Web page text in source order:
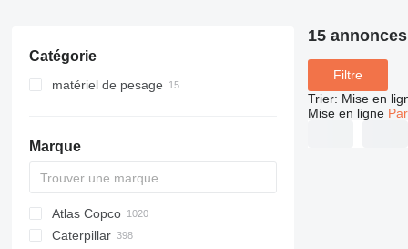
Catégorie
matériel de pesage
balances à plateforme
balances de bétail
autre matériel de pesage
Marque
PDS
APD
AB
Ensis
Pega
VZ
AG3
Atlas Copco
DrillAir
QAS
PDP
E-series
B-series
BM
GFS
VT
Rover
533
Airpure
BySprint Fiber
CK
SR
Caterpillar
15
Filtre
Trier: Mise en
Mise en ligne